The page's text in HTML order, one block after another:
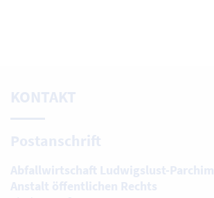
KONTAKT
Postanschrift
Abfallwirtschaft Ludwigslust-Parchim
Anstalt öffentlichen Rechts